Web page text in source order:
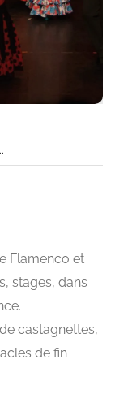
Flamenco et
stages, dans
castagnettes,
de fin